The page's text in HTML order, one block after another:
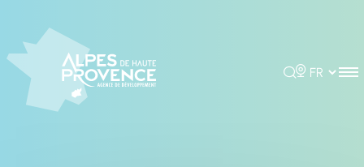
Rechercher
Choisir la